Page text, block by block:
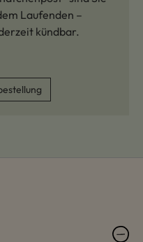
Laufenden –
kündbar.